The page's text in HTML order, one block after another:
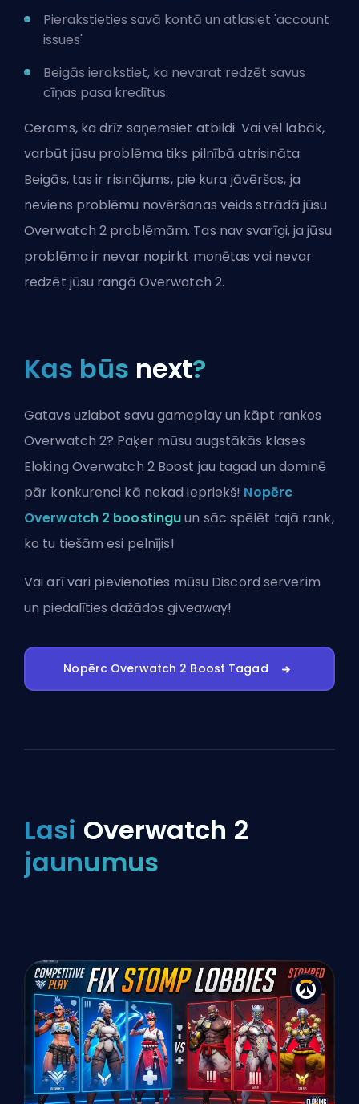
Pierakstieties savā kontā un atlasiet 'account
issues'
Beigās ierakstiet, ka nevarat redzēt savus
cīņas pasa kredītus.
Cerams, ka drīz saņemsiet atbildi. Vai vēl labāk,
varbūt jūsu problēma tiks pilnībā atrisināta.
Beigās, tas ir risinājums, pie kura jāvēršas, ja
neviens problēmu novēršanas veids strādā jūsu
Overwatch 2 problēmām. Tas nav svarīgi, ja jūsu
problēma ir nevar nopirkt monētas vai nevar
redzēt jūsu rangā Overwatch 2.
Kas būs next?
Gatavs uzlabot savu gameplay un kāpt rankos
Overwatch 2? Paķer mūsu augstākās klases
Eloking Overwatch 2 Boost jau tagad un dominē
pār konkurenci kā nekad iepriekš! Nopērc
Overwatch 2 boostinguun sāc spēlēt tajā rank,
ko tu tiešām esi pelnījis!
Vai arī vari pievienoties mūsu Discord serverim
un piedalīties dažādos giveaway!
Nopērc Overwatch 2 Boost Tagad
Lasi Overwatch 2
jaunumus